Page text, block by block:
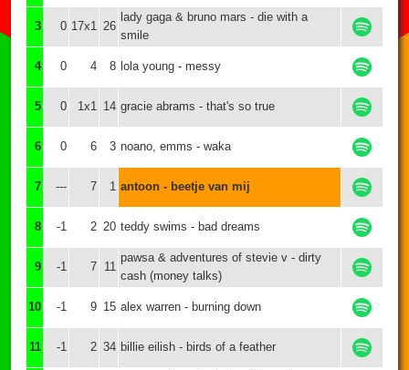
3 0 17x1 26
lady gaga & bruno mars - die with a
smile
4 0 4 8 lola young - messy
5 0 1x1 14 gracie abrams - that's so true
6 0 6 3 noano, emms - waka
7 --- 7 1 antoon - beetje van mij
8 -1 2 20 teddy swims - bad dreams
9 -1 7 11
pawsa & adventures of stevie v - dirty
cash (money talks)
10 -1 9 15 alex warren - burning down
11 -1 2 34 billie eilish - birds of a feather